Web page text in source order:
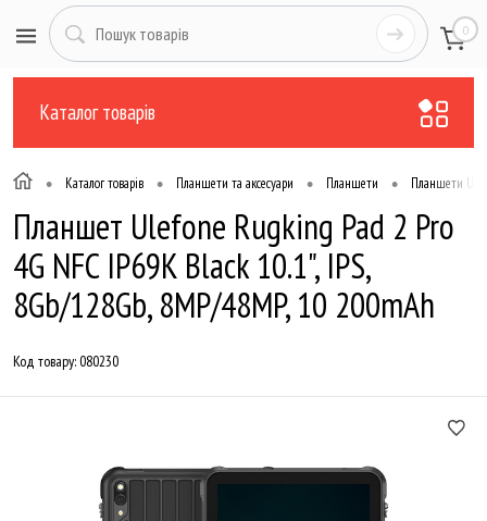
0
Каталог товарів
• Каталог товарів • Планшети та аксесуари • Планшети • Планшети
Планшет Ulefone Rugking Pad 2 Pro
4G NFC IP69K Black 10.1", IPS,
8Gb/128Gb, 8MP/48MP, 10 200mAh
Код товару:080230